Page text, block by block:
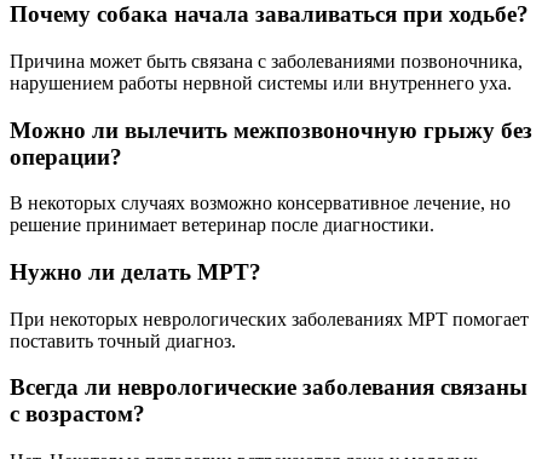
Почему собака начала заваливаться при ходьбе?
Причина может быть связана с заболеваниями позвоночника,
нарушением работы нервной системы или внутреннего уха.
Можно ли вылечить межпозвоночную грыжу без
операции?
В некоторых случаях возможно консервативное лечение, но
решение принимает ветеринар после диагностики.
Нужно ли делать МРТ?
При некоторых неврологических заболеваниях МРТ помогает
поставить точный диагноз.
Всегда ли неврологические заболевания связаны
с возрастом?